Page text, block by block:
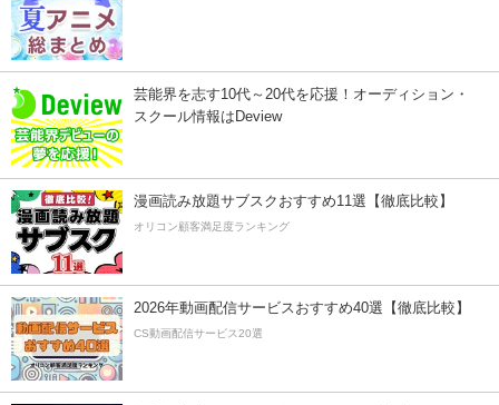
芸能界を志す10代～20代を応援！オーディション・
スクール情報はDeview
漫画読み放題サブスクおすすめ11選【徹底比較】
オリコン顧客満足度ランキング
2026年動画配信サービスおすすめ40選【徹底比較】
CS動画配信サービス20選